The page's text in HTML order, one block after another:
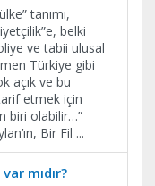
tanımı,
belki
ve tabii ulusal
Türkiye gibi
açık ve bu
etmek için
biri olabilir…”
Bir Fil ...
mıdır?